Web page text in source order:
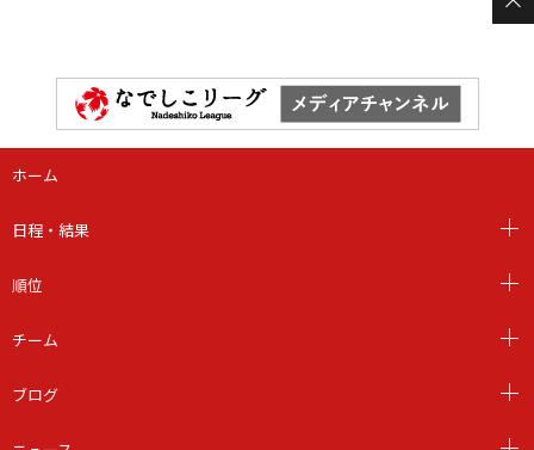
ホーム
日程・結果
順位
チーム
ブログ